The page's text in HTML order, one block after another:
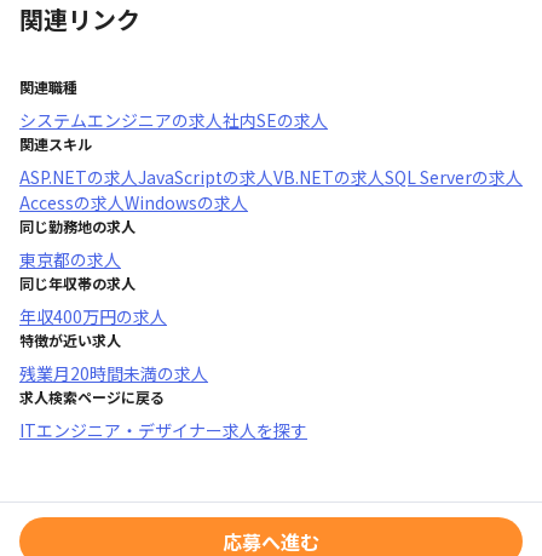
関連リンク
関連職種
システムエンジニアの求人社内SEの求人
関連スキル
ASP.NETの求人JavaScriptの求人VB.NETの求人SQL Serverの求人
Accessの求人Windowsの求人
同じ勤務地の求人
東京都の求人
同じ年収帯の求人
年収400万円の求人
特徴が近い求人
残業月20時間未満の求人
求人検索ページに戻る
ITエンジニア・デザイナー求人を探す
応募へ進む